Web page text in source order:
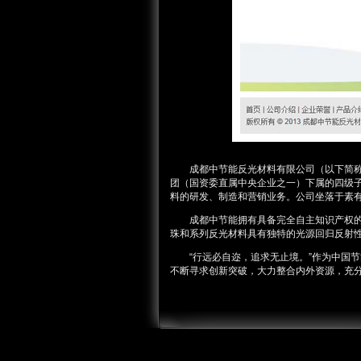
成都中节能反光材料有限公司（以下简称
团（国资委直属中央企业之一）下属的四
料的研发、制造和营销业务。公司坐落于素
成都中节能拥有具备完全自主知识产权的
珠和系列反光材料具有独特的光源回归反射
“行远必自迩，追求无止境。”作为中国节
不断寻求创新突破，大力整合内外资源，充